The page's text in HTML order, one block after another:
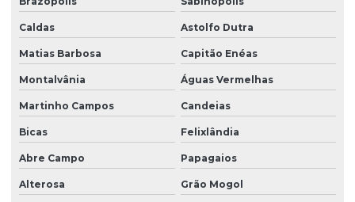
Caldas Astolfo Dutra
Matias Barbosa Capitão Enéas
Montalvânia Águas Vermelhas
Martinho Campos Candeias
Bicas Felixlândia
Abre Campo Papagaios
Alterosa Grão Mogol